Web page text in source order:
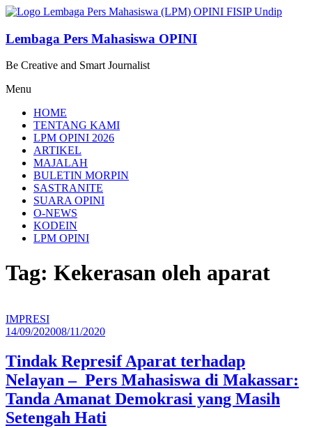
Lompat
konten
Lembaga Pers Mahasiswa OPINI
Be Creative and Smart Journalist
Menu
HOME
TENTANG KAMI
LPM OPINI 2026
ARTIKEL
MAJALAH
BULETIN MORPIN
SASTRANITE
SUARA OPINI
O-NEWS
KODEIN
LPM OPINI
Tag: Kekerasan oleh aparat
IMPRESI
14/09/202008/11/2020
Tindak Represif Aparat terhadap
Nelayan – Pers Mahasiswa di Makassar:
Tanda Amanat Demokrasi yang Masih
Setengah Hati